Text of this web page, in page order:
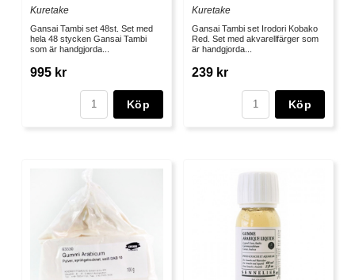
Kuretake
Gansai Tambi set 48st. Set med
hela 48 stycken Gansai Tambi
som är handgjorda...
995 kr
Köp
Kuretake
Gansai Tambi set Irodori Kobako
Red. Set med akvarellfärger som
är handgjorda...
239 kr
Köp